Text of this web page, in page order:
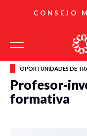
CONSEJO
OPORTUNIDADES DE
Profesor-
formativa